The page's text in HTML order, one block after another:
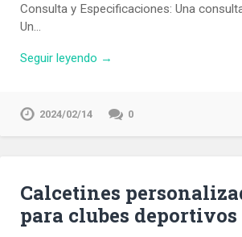
Consulta y Especificaciones: Una
Un…
Seguir leyendo →
2024/02/14 0
Calcetines
para clubes deportivos